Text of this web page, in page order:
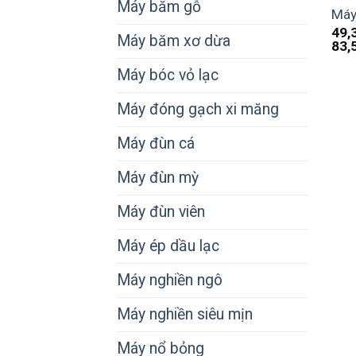
Máy băm gỗ
Máy băm xơ dừa
Máy bóc vỏ lạc
Máy đóng gạch xi măng
Máy đùn cá
Máy đùn mỳ
Máy đùn viên
Máy ép dầu lạc
Máy nghiền ngô
Máy nghiền siêu mịn
Máy nổ bỏng